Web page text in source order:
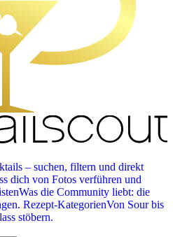
– suchen, filtern und direkt
dich von Fotos verführen und
Was die Community liebt: die
Rezept-KategorienVon Sour bis
stöbern.